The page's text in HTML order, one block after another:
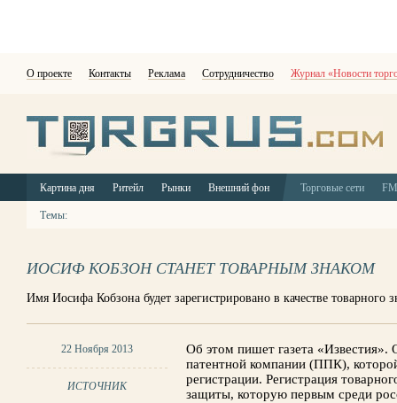
О проекте Контакты Реклама Сотрудничество Журнал «Новости
Картина дня Ритейл Рынки Внешний фон Торговые сети
Темы:
ИОСИФ КОБЗОН СТАНЕТ ТОВАРНЫМ ЗНАКОМ
Имя Иосифа Кобзона будет зарегистрировано в качестве товарного
22 Ноября 2013
ИСТОЧНИК
Об этом пишет газета
патентной компании (ППК),
регистрации. Регистрация
защиты, которую первым среди